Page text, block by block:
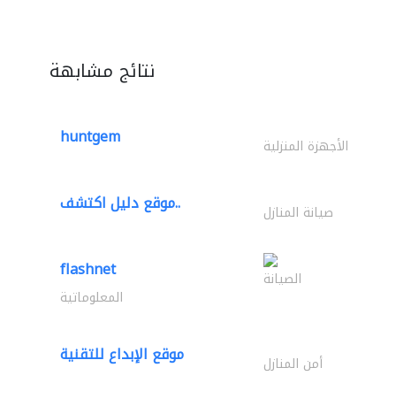
نتائج مشابهة
huntgem الأجهزة المنزلية
موقع دليل اكتشف.. صيانة المنازل
flashnet الصيانة
المعلوماتية
موقع الإبداع للتقنية أمن المنازل